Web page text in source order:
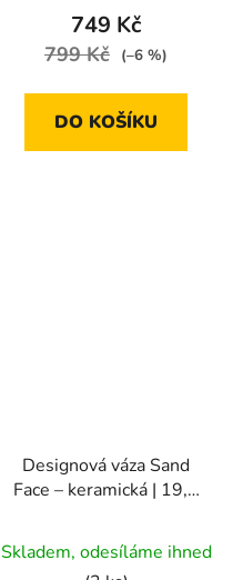
je
5,0
hvězdiček.
749 Kč
799 Kč (–6 %)
DO KOŠÍKU
Designová váza Sand
Face – keramická | 19,5
Skladem, odesíláme ihned